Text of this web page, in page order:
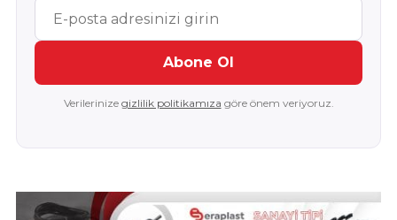
Abone Ol
Verilerinize gizlilik politikamıza göre önem veriyoruz.